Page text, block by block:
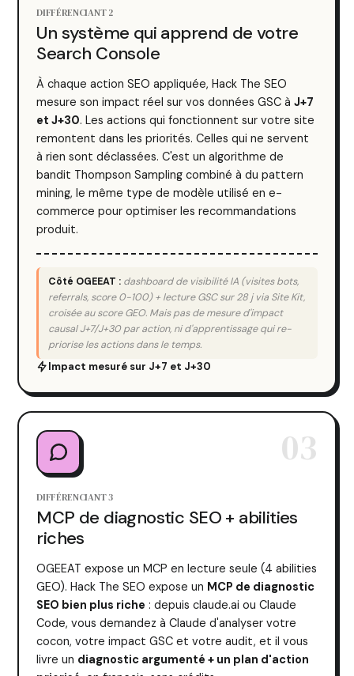
DIFFÉRENCIANT 2
Un système qui apprend de votre
Search Console
À chaque action SEO appliquée, Hack The SEO
mesure son impact réel sur vos données GSC àJ+7
et J+30. Les actions qui fonctionnent sur votre site
remontent dans les priorités. Celles qui ne servent
à rien sont déclassées. C'est un algorithme de
bandit Thompson Sampling combiné à du pattern
mining, le même type de modèle utilisé en e-
commerce pour optimiser les recommandations
produit.
Côté OGEEAT : dashboard de visibilité IA (visites bots,
referrals, score 0-100) + lecture GSC sur 28 j via Site Kit,
croisée au score GEO. Mais pas de mesure d'impact
causal J+7/J+30 par action, ni d'apprentissage qui re-
priorise les actions dans le temps.
Impact mesuré sur J+7 et J+30
03
DIFFÉRENCIANT 3
MCP de diagnostic SEO + abilities
riches
OGEEAT expose un MCP en lecture seule (4 abilities
GEO). Hack The SEO expose un MCP de diagnostic
SEO bien plus riche : depuis claude.ai ou Claude
Code, vous demandez à Claude d'analyser votre
cocon, votre impact GSC et votre audit, et il vous
livre un diagnostic argumenté + un plan d'action